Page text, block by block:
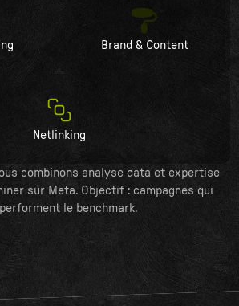
Brand & Content
Netlinking
combinons analyse data et expertise
sur Meta. Objectif : campagnes qui
le benchmark.